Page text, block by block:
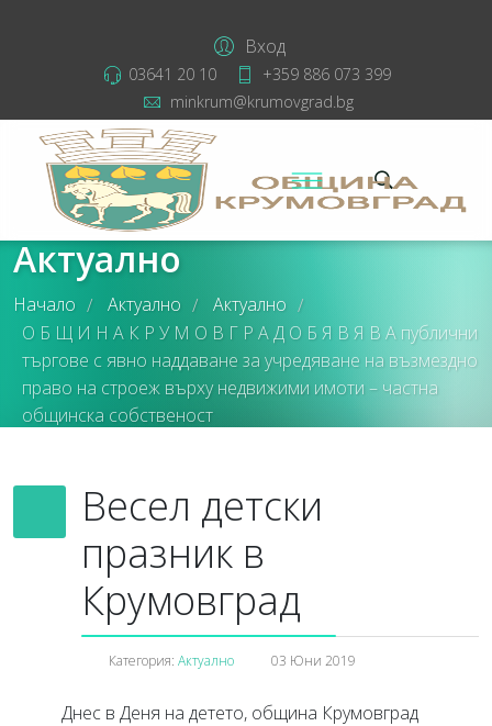
Вход
03641 20 10
+359 886 073 399
minkrum@krumovgrad.bg
Актуално
Начало / Актуално / Актуално /
О Б Щ И Н А К Р У М О В Г Р А Д О Б Я В Я В А публични
търгове с явно наддаване за учредяване на възмездно
право на строеж върху недвижими имоти – частна
общинска собственост
Весел детски
празник в
Крумовград
Категория: Актуално 03 Юни 2019
Днес в Деня на детето, община Крумовград